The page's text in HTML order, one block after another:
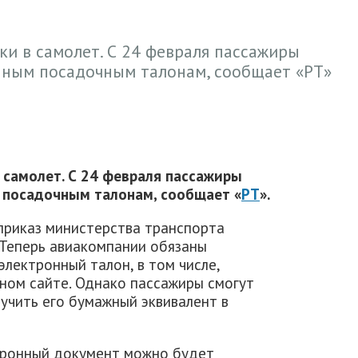
в самолет. С 24 февраля пассажиры
посадочным талонам, сообщает «РТ»
С 24 февраля пассажиры
талонам, сообщает «РТ».
министерства транспорта
авиакомпании обязаны
талон, в том числе,
сайте. Однако пассажиры смогут
его бумажный эквивалент в
документ можно будет